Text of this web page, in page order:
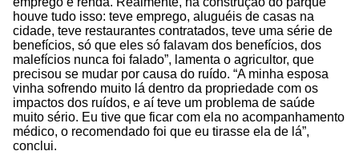
houve tudo isso: teve emprego, aluguéis de casas na
cidade, teve restaurantes contratados, teve uma série de
benefícios, só que eles só falavam dos benefícios, dos
malefícios nunca foi falado”, lamenta o agricultor, que
precisou se mudar por causa do ruído. “A minha esposa
vinha sofrendo muito lá dentro da propriedade com os
impactos dos ruídos, e aí teve um problema de saúde
muito sério. Eu tive que ficar com ela no acompanhamento
médico, o recomendado foi que eu tirasse ela de lá”,
conclui.